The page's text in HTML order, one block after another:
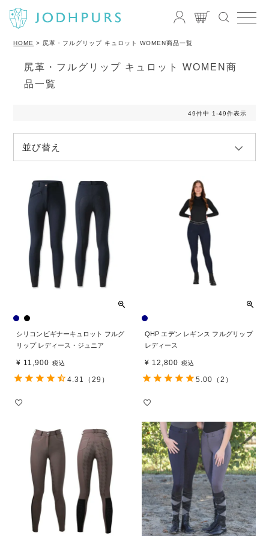
HOME 尻革・フルグリップ キュロット WOMEN商品一覧
尻革・フルグリップ キュロット WOMEN商
品一覧
並び替え
49件中 1 -49件表示
シリコンビギナーキュロット フルグ
リップ レディース・ジュニア
¥ 11,900 税込
4.31 （29）
QHP エデン レギンス フルグリップ
レディース
¥ 12,800 税込
5.00 （2）